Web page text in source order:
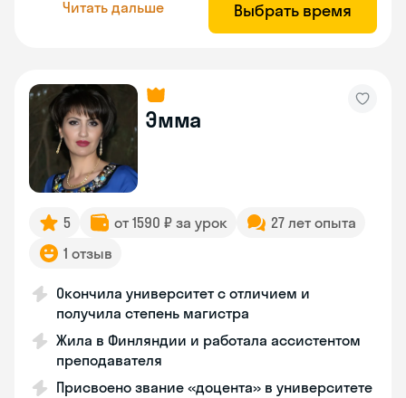
Читать дальше Выбрать время
Эмма
5 от 1590 ₽ за урок
27 лет опыта
1 отзыв
Окончила университет с отличием и
получила степень магистра
Жила в Финляндии и работала ассистентом
преподавателя
Присвоено звание «доцента» в университете